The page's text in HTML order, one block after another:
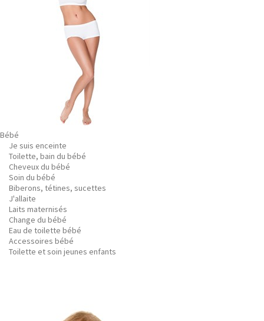
Bébé
Je suis enceinte
Toilette, bain du bébé
Cheveux du bébé
Soin du bébé
Biberons, tétines, sucettes
J'allaite
Laits maternisés
Change du bébé
Eau de toilette bébé
Accessoires bébé
Toilette et soin jeunes enfants